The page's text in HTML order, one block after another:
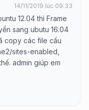
14/11/2019 lúc 09:33
12.04 thì Frame
sang ubutu 16.04
copy các file cấu
sites-enabled,
admin giúp em